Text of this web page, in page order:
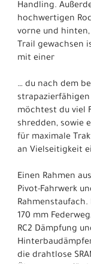
Handling.
hochwertigen
vorne und
Trail gewachsen
mit einer
… du nach dem
möchtest du viel
shredden, sowie
für maximale
an Vielseitigkeit
Einen Rahmen
Pivot-Fahrwerk
Rahmenstaufach.
170 mm
RC2 Dämpfung
die drahtlose